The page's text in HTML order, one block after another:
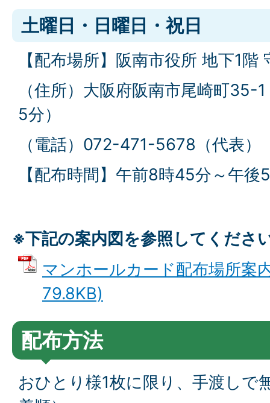
土曜日・日曜日・祝日
【配布場所】阪南市役所 地下1階
（住所）大阪府阪南市尾崎町35-
5分）
（電話）072-471-5678（代表）
【配布時間】午前8時45分～午後
※下記の案内図を参照してくださ
マンホールカード配布場所案
79.8KB)
配布方法
おひとり様1枚に限り、手渡しで